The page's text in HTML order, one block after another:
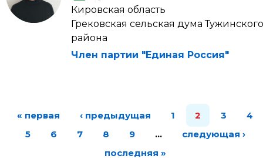
Кировская область
Грековская сельская дума Тужинского
района
Член партии "Единая Россия"
« первая ‹ предыдущая 1 2 3
4
5
6 7 8 9 …
следующая ›
последняя »